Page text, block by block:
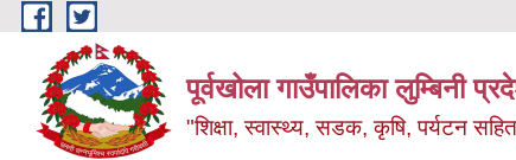
Skip to main content
पूर्वखोला गाउँपालिका लुम्बिनी
"शिक्षा, स्वास्थ्य, सडक, कृषि, पर्यटन